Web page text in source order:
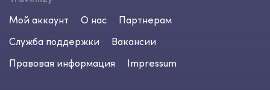
Мой аккаунт
О нас
Партнерам
Служба поддержки
Вакансии
Правовая информация
Impressum